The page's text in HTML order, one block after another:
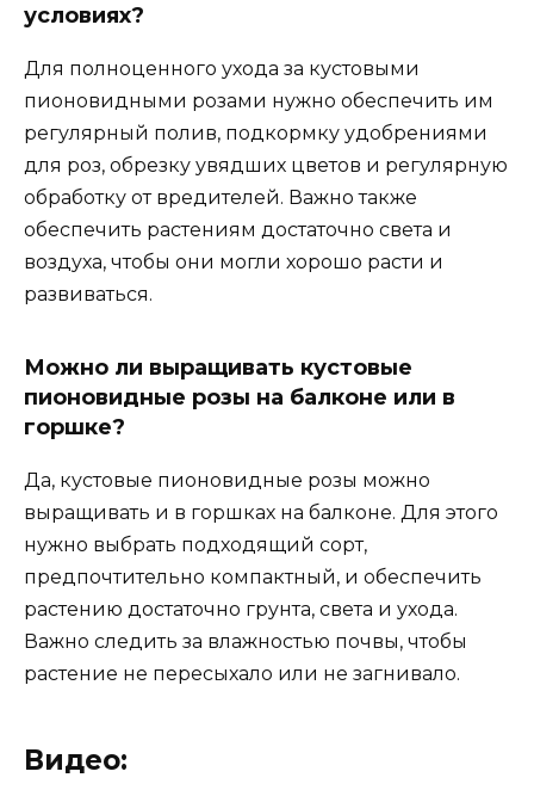
условиях?
Для полноценного ухода за кустовыми
пионовидными розами нужно обеспечить им
регулярный полив, подкормку удобрениями
для роз, обрезку увядших цветов и регулярную
обработку от вредителей. Важно также
обеспечить растениям достаточно света и
воздуха, чтобы они могли хорошо расти и
развиваться.
Можно ли выращивать кустовые
пионовидные розы на балконе или в
горшке?
Да, кустовые пионовидные розы можно
выращивать и в горшках на балконе. Для этого
нужно выбрать подходящий сорт,
предпочтительно компактный, и обеспечить
растению достаточно грунта, света и ухода.
Важно следить за влажностью почвы, чтобы
растение не пересыхало или не загнивало.
Видео: